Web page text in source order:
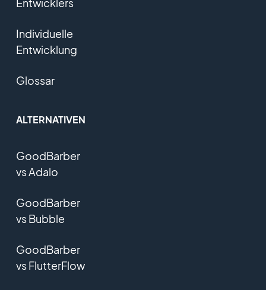
Individuelle
Entwicklung
Glossar
ALTERNATIVEN
GoodBarber
vs Adalo
GoodBarber
vs Bubble
GoodBarber
vs FlutterFlow